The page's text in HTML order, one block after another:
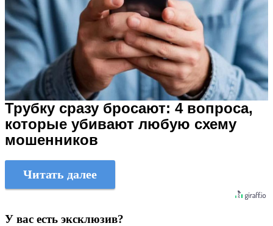
Трубку сразу бросают: 4 вопроса,
которые убивают любую схему
мошенников
Читать далее
У вас есть эксклюзив?